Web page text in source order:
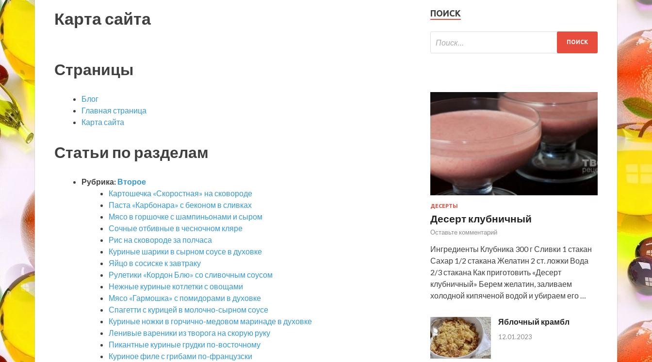
Карта сайта
Страницы
Блог
Главная страница
Карта сайта
Статьи по разделам
Рубрика: Второе
Картошечка «Скоростная» на сковороде
Паста «Карбонара» с беконом в сливках
Мясо в горшочке с шампиньонами и сыром
Сочные отбивные в чесночном кляре
Рис на сковороде за полчаса
Куриные шарики в сырном соусе в духовке
Яйцо в сосиске к завтраку
Рулетики «Кордон Блю» со сливочным соусом
Нежные куриные котлетки с овощами
Мясо «Гармошка» с помидорами в духовке
Спагетти с курицей в молочно-сырном соусе
Куриные ножки в горчично-медовом маринаде в духовке
Ленивые вареники из творога на скорую руку
Пикантные куриные грудки по-восточному
Куриное филе с грибами по-французски
ПОИСК
ДЕСЕРТЫ
Десерт клубничный
Оставьте комментарий
Ингредиенты Клубника 300 г Сливки 1 стакан
Сахар 1/2 стакана Желатин 2 ст. ложки Вода
2/3 стакана Как приготовить «Десерт
клубничный» Берем желатин, заливаем
холодной кипяченой водой и убираем его …
Яблочный крамбл
12.01.2023